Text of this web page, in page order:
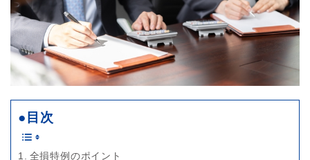
●目次
全損特例のポイント